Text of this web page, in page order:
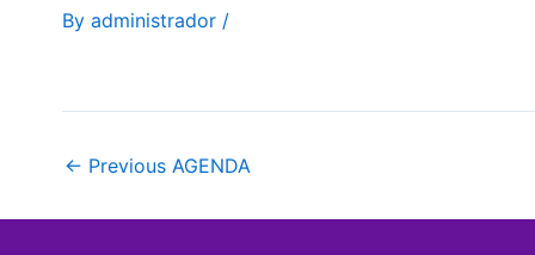
By administrador /
← Previous AGENDA